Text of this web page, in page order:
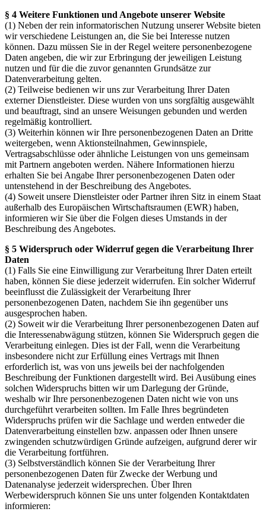
§ 4 Weitere Funktionen und Angebote unserer Website
(1) Neben der rein informatorischen Nutzung unserer Website bieten
wir verschiedene Leistungen an, die Sie bei Interesse nutzen
können. Dazu müssen Sie in der Regel weitere personenbezogene
Daten angeben, die wir zur Erbringung der jeweiligen Leistung
nutzen und für die die zuvor genannten Grundsätze zur
Datenverarbeitung gelten.
(2) Teilweise bedienen wir uns zur Verarbeitung Ihrer Daten
externer Dienstleister. Diese wurden von uns sorgfältig ausgewählt
und beauftragt, sind an unsere Weisungen gebunden und werden
regelmäßig kontrolliert.
(3) Weiterhin können wir Ihre personenbezogenen Daten an Dritte
weitergeben, wenn Aktionsteilnahmen, Gewinnspiele,
Vertragsabschlüsse oder ähnliche Leistungen von uns gemeinsam
mit Partnern angeboten werden. Nähere Informationen hierzu
erhalten Sie bei Angabe Ihrer personenbezogenen Daten oder
untenstehend in der Beschreibung des Angebotes.
(4) Soweit unsere Dienstleister oder Partner ihren Sitz in einem Staat
außerhalb des Europäischen Wirtschaftsraumen (EWR) haben,
informieren wir Sie über die Folgen dieses Umstands in der
Beschreibung des Angebotes.
§ 5 Widerspruch oder Widerruf gegen die Verarbeitung Ihrer
Daten
(1) Falls Sie eine Einwilligung zur Verarbeitung Ihrer Daten erteilt
haben, können Sie diese jederzeit widerrufen. Ein solcher Widerruf
beeinflusst die Zulässigkeit der Verarbeitung Ihrer
personenbezogenen Daten, nachdem Sie ihn gegenüber uns
ausgesprochen haben.
(2) Soweit wir die Verarbeitung Ihrer personenbezogenen Daten auf
die Interessenabwägung stützen, können Sie Widerspruch gegen die
Verarbeitung einlegen. Dies ist der Fall, wenn die Verarbeitung
insbesondere nicht zur Erfüllung eines Vertrags mit Ihnen
erforderlich ist, was von uns jeweils bei der nachfolgenden
Beschreibung der Funktionen dargestellt wird. Bei Ausübung eines
solchen Widerspruchs bitten wir um Darlegung der Gründe,
weshalb wir Ihre personenbezogenen Daten nicht wie von uns
durchgeführt verarbeiten sollten. Im Falle Ihres begründeten
Widerspruchs prüfen wir die Sachlage und werden entweder die
Datenverarbeitung einstellen bzw. anpassen oder Ihnen unsere
zwingenden schutzwürdigen Gründe aufzeigen, aufgrund derer wir
die Verarbeitung fortführen.
(3) Selbstverständlich können Sie der Verarbeitung Ihrer
personenbezogenen Daten für Zwecke der Werbung und
Datenanalyse jederzeit widersprechen. Über Ihren
Werbewiderspruch können Sie uns unter folgenden Kontaktdaten
informieren: